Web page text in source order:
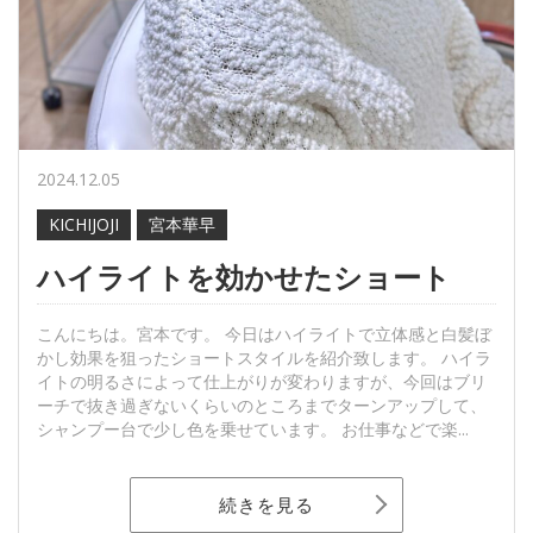
2024.12.05
KICHIJOJI
宮本華早
ハイライトを効かせたショート
こんにちは。宮本です。 今日はハイライトで立体感と白髪ぼ
かし効果を狙ったショートスタイルを紹介致します。 ハイラ
イトの明るさによって仕上がりが変わりますが、今回はブリ
ーチで抜き過ぎないくらいのところまでターンアップして、
シャンプー台で少し色を乗せています。 お仕事などで楽...
続きを見る